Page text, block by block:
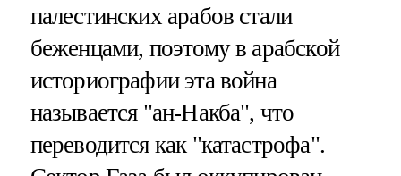
палестинских арабов стали
беженцами, поэтому в арабской
историографии эта война
называется "ан-Накба", что
переводится как "катастрофа".